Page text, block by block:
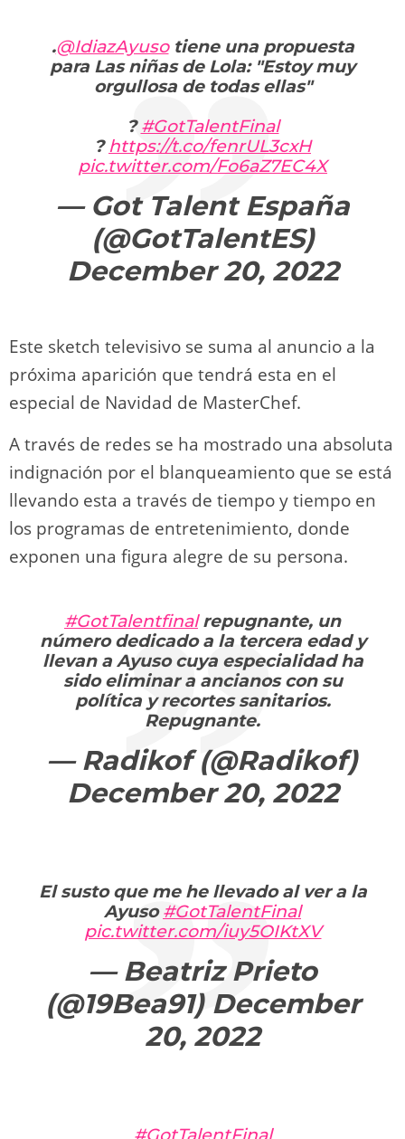
.@IdiazAyusotiene una propuesta
para Las niñas de Lola: "Estoy muy
orgullosa de todas ellas"
?#GotTalentFinal
?https://t.co/fenrUL3cxH
pic.twitter.com/Fo6aZ7EC4X
— Got Talent España
(@GotTalentES)
December 20, 2022
Este sketch televisivo se suma al anuncio a la
próxima aparición que tendrá esta en el
especial de Navidad de MasterChef.
A través de redes se ha mostrado una absoluta
indignación por el blanqueamiento que se está
llevando esta a través de tiempo y tiempo en
los programas de entretenimiento, donde
exponen una figura alegre de su persona.
#GotTalentfinalrepugnante, un
número dedicado a la tercera edad y
llevan a Ayuso cuya especialidad ha
sido eliminar a ancianos con su
política y recortes sanitarios.
Repugnante.
— Radikof (@Radikof)
December 20, 2022
El susto que me he llevado al ver a la
Ayuso#GotTalentFinal
pic.twitter.com/iuy5OIKtXV
— Beatriz Prieto
(@19Bea91) December
20, 2022
#GotTalentFinal